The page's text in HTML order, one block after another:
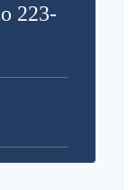
223-